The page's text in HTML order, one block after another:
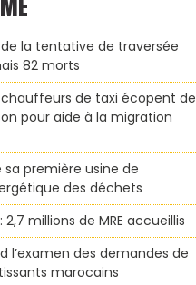
la tentative de traversée
82 morts
de taxi écopent de
pour aide à la migration
sa première usine de
des déchets
millions de MRE accueillis
l’examen des demandes de
marocains